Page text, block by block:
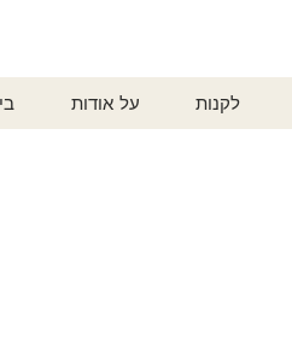
על אודות לקנות